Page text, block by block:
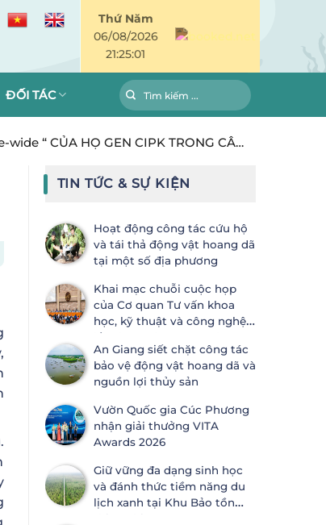
Thứ Năm
06/08/2026
21:25:01
ĐỐI TÁC
wide “ CỦA HỌ GEN CIPK TRONG CÂY
TIN TỨC & SỰ KIỆN
Hoạt động công tác cứu hộ
và tái thả động vật hoang dã
tại một số địa phương
Khai mạc chuỗi cuộc họp
của Cơ quan Tư vấn khoa
học, kỹ thuật và công nghệ
lần thứ 28 (SBSTTA-28) và Cơ
quan Thực thi lần thứ 7 (SBI-7) Công
ước Đa dạng sinh học
An Giang siết chặt công tác
bảo vệ động vật hoang dã và
nguồn lợi thủy sản
Vườn Quốc gia Cúc Phương
nhận giải thưởng VITA
Awards 2026
Giữ vững đa dạng sinh học
và đánh thức tiềm năng du
lịch xanh tại Khu Bảo tồn